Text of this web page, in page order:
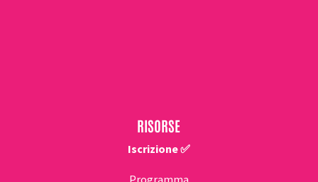
RISORSE
Iscrizione ✅
Programma